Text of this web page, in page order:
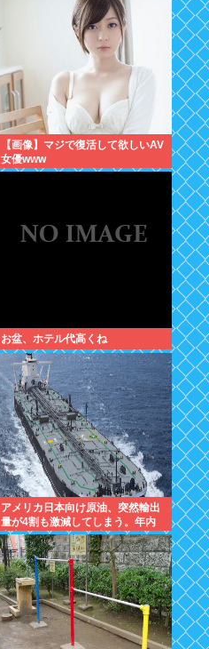
【画像】マジで復活して欲しいAV
女優www
お盆、ホテル代高くね
アメリカ日本向け原油、突然輸出
量が4割も激減してしまう。年内
高市ナフサ足りる予定が怪しくな
りはじめる